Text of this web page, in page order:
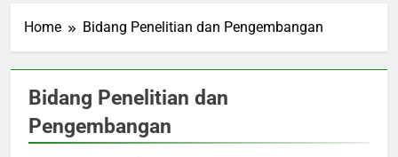
Home Bidang Penelitian dan Pengembangan
Bidang Penelitian dan
Pengembangan